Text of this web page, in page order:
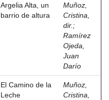
Argelia Alta, un
barrio de altura
Muñoz,
Cristina,
dir. ;
Ramírez
Ojeda,
Juan
Darío
El Camino de la
Leche
Muñoz,
Cristina,